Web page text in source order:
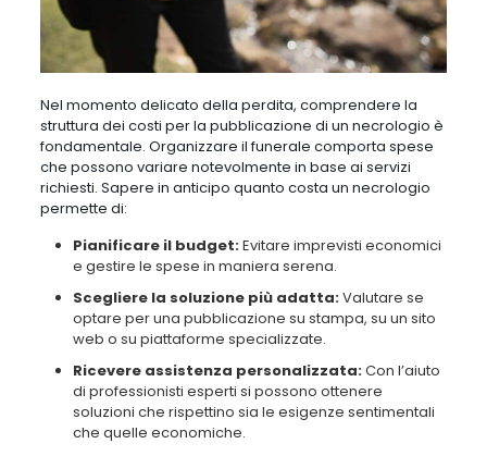
Nel momento delicato della perdita, comprendere la
struttura dei costi per la pubblicazione di un necrologio è
fondamentale. Organizzare il funerale comporta spese
che possono variare notevolmente in base ai servizi
richiesti. Sapere in anticipo quanto costa un necrologio
permette di:
Pianificare il budget:Evitare imprevisti economici
e gestire le spese in maniera serena.
Scegliere la soluzione più adatta:Valutare se
optare per una pubblicazione su stampa, su un sito
web o su piattaforme specializzate.
Ricevere assistenza personalizzata:Con l’aiuto
di professionisti esperti si possono ottenere
soluzioni che rispettino sia le esigenze sentimentali
che quelle economiche.